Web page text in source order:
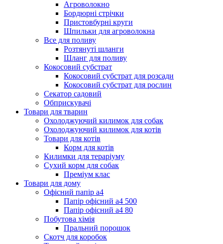
Агроволокно
Бордюрні стрічки
Пристовбурні круги
Шпильки для агроволокна
Все для поливу
Розтянуті шланги
Шланг для поливу
Кокосовий субстрат
Кокосовий субстрат для розсади
Кокосовий субстрат для рослин
Секатор садовий
Обприскувачі
Товари для тварин
Охолоджуючий килимок для собак
Охолоджуючий килимок для котів
Товари для котів
Корм для котів
Килимки для тераріуму
Сухий корм для собак
Преміум клас
Товари для дому
Офісний папір а4
Папір офісний а4 500
Папір офісний а4 80
Побутова хімія
Пральний порошок
Скотч для коробок